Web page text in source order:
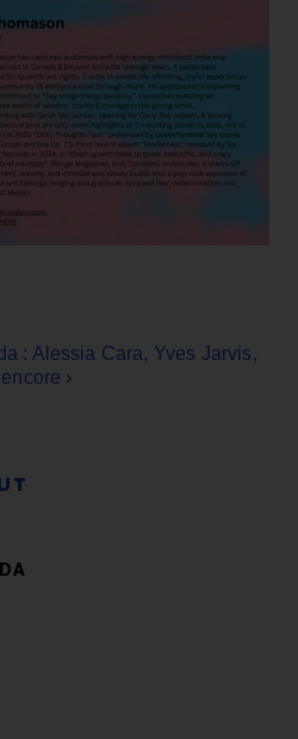
: Alessia Cara, Yves Jarvis,
›